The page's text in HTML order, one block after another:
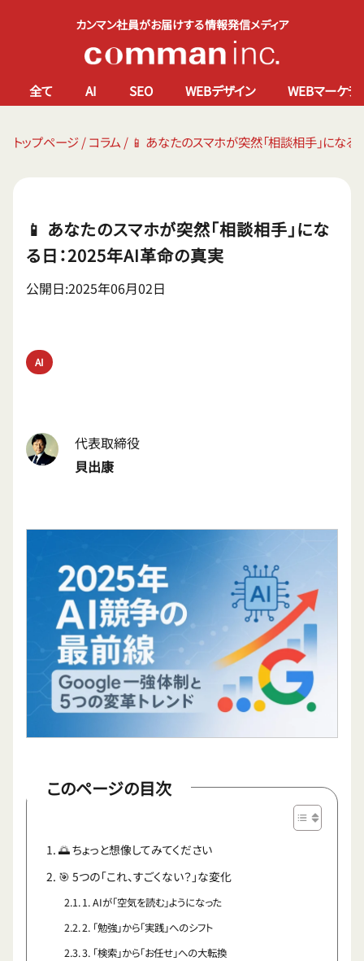
カンマン社員がお届けする情報発信メディア
全て AI SEO WEBデザイン WEBマーケテ
トップページ/コラム / 📱 あなたのスマホが突然「相談相手」にな
📱 あなたのスマホが突然「相談相手」にな
る日：2025年AI革命の真実
公開日:2025年06月02日
AI
代表取締役
貝出康
このページの目次
🌅 ちょっと想像してみてください
🎯 5つの「これ、すごくない？」な変化
1. AIが「空気を読む」ようになった
2. 「勉強」から「実践」へのシフト
3. 「検索」から「お任せ」への大転換